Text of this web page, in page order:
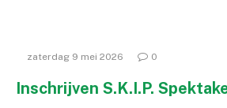
zaterdag 9 mei 2026 0
Inschrijven S.K.I.P.